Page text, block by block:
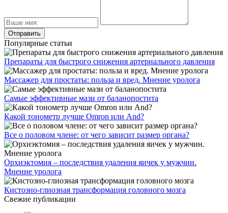
Популярные статьи
Препараты для быстрого снижения артериального давления
Массажер для простаты: польза и вред. Мнение уролога
Самые эффективные мази от баланопостита
Какой тонометр лучше Omron или And?
Все о половом члене: от чего зависит размер органа?
Орхиэктомия – последствия удаления яичек у мужчин.
Мнение уролога
Кистозно-глиозная трансформация головного мозга
Свежие публикации